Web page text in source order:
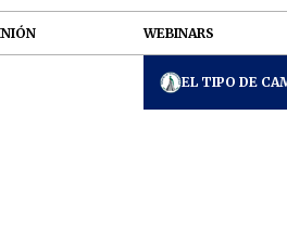
WEBINARS
EL TIPO DE